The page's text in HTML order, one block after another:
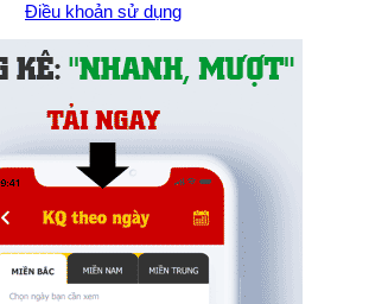
Điều khoản sử dụng
Chính sách quyền riêng tư
mail.nguoinoitieng.tv@gmail.com